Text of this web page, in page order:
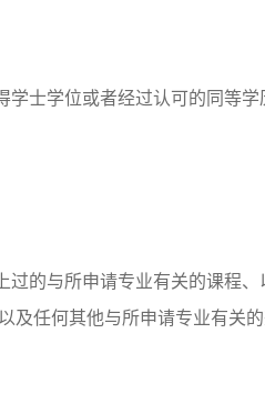
士学位或者经过认可的同等
过的与所申请专业有关的课
任何其他与所申请专业有关的